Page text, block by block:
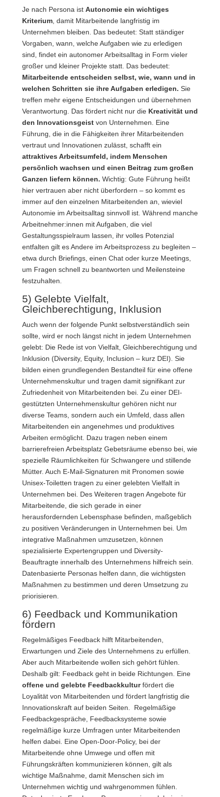
Je nach Persona ist Autonomie ein wichtiges
Kriterium, damit Mitarbeitende langfristig im
Unternehmen bleiben. Das bedeutet: Statt ständiger
Vorgaben, wann, welche Aufgaben wie zu erledigen
sind, findet ein autonomer Arbeitsalltag in Form vieler
großer und kleiner Projekte statt. Das bedeutet:
Mitarbeitende entscheiden selbst, wie, wann und in
welchen Schritten sie ihre Aufgaben erledigen. Sie
treffen mehr eigene Entscheidungen und übernehmen
Verantwortung. Das fördert nicht nur die Kreativität und
den Innovationsgeistvon Unternehmen. Eine
Führung, die in die Fähigkeiten ihrer Mitarbeitenden
vertraut und Innovationen zulässt, schafft ein
attraktives Arbeitsumfeld, indem Menschen
persönlich wachsen und einen Beitrag zum großen
Ganzen liefern können. Wichtig: Gute Führung heißt
hier vertrauen aber nicht überfordern – so kommt es
immer auf den einzelnen Mitarbeitenden an, wieviel
Autonomie im Arbeitsalltag sinnvoll ist. Während manche
Arbeitnehmer:innen mit Aufgaben, die viel
Gestaltungsspielraum lassen, ihr volles Potenzial
entfalten gilt es Andere im Arbeitsprozess zu begleiten –
etwa durch Briefings, einen Chat oder kurze Meetings,
um Fragen schnell zu beantworten und Meilensteine
festzuhalten.
5) Gelebte Vielfalt,
Gleichberechtigung, Inklusion
Auch wenn der folgende Punkt selbstverständlich sein
sollte, wird er noch längst nicht in jedem Unternehmen
gelebt: Die Rede ist von Vielfalt, Gleichberechtigung und
Inklusion (Diversity, Equity, Inclusion – kurz DEI). Sie
bilden einen grundlegenden Bestandteil für eine offene
Unternehmenskultur und tragen damit signifikant zur
Zufriedenheit von Mitarbeitenden bei. Zu einer DEI-
gestützten Unternehmenskultur gehören nicht nur
diverse Teams, sondern auch ein Umfeld, dass allen
Mitarbeitenden ein angenehmes und produktives
Arbeiten ermöglicht. Dazu tragen neben einem
barrierefreien Arbeitsplatz Gebetsräume ebenso bei, wie
spezielle Räumlichkeiten für Schwangere und stillende
Mütter. Auch E-Mail-Signaturen mit Pronomen sowie
Unisex-Toiletten tragen zu einer gelebten Vielfalt in
Unternehmen bei. Des Weiteren tragen Angebote für
Mitarbeitende, die sich gerade in einer
herausfordernden Lebensphase befinden, maßgeblich
zu positiven Veränderungen in Unternehmen bei. Um
integrative Maßnahmen umzusetzen, können
spezialisierte Expertengruppen und Diversity-
Beauftragte innerhalb des Unternehmens hilfreich sein.
Datenbasierte Personas helfen dann, die wichtigsten
Maßnahmen zu bestimmen und deren Umsetzung zu
priorisieren.
6) Feedback und Kommunikation
fördern
Regelmäßiges Feedback hilft Mitarbeitenden,
Erwartungen und Ziele des Unternehmens zu erfüllen.
Aber auch Mitarbeitende wollen sich gehört fühlen.
Deshalb gilt: Feedback geht in beide Richtungen. Eine
offene und gelebte Feedbackkulturfördert die
Loyalität von Mitarbeitenden und fördert langfristig die
Innovationskraft auf beiden Seiten.
Regelmäßige
Feedbackgespräche, Feedbacksysteme sowie
regelmäßige kurze Umfragen unter Mitarbeitenden
helfen dabei. Eine Open-Door-Policy, bei der
Mitarbeitende ohne Umwege und offen mit
Führungskräften kommunizieren können, gilt als
wichtige Maßnahme, damit Menschen sich im
Unternehmen wichtig und wahrgenommen fühlen.